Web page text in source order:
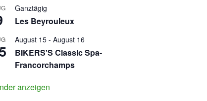
Ganztägig
Les Beyrouleux
August 15 - August 16
BIKERS'S Classic Spa-
Francorchamps
anzeigen